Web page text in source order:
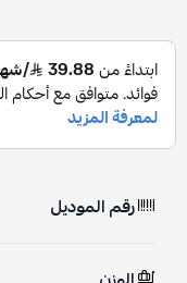
رقم الموديل